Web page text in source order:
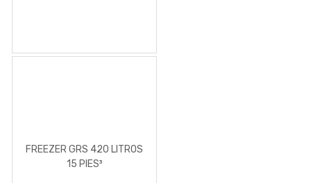
FREEZER GRS 420 LITROS
15 PIES³